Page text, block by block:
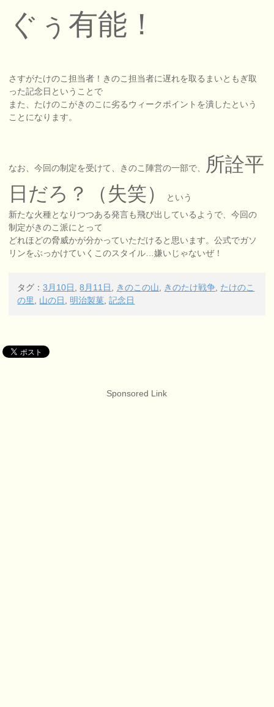
ぐぅ有能！
さすがたけのこ担当者！きのこ担当者に遅れを取るまいともぎ取
った記念日ということで
また、たけのこがきのこに劣るウィークポイントを潰したという
ことになります。
なお、今回の制定を受けて、きのこ陣営の一部で、
所詮平
日だろ？（失笑）
という
新たな火種となりつつある発言も飛び出しているようで、今回の
制定がきのこ派にとって
どれほどの脅威かが分かっていただけると思います。公式でガソ
リンをぶっかけていくこのスタイル…嫌いじゃないぜ！
タグ：3月10日 ,8月11日 きのこの山 きのたけ戦争 たけのこ
の里
山の日 明治製菓 ,記念日
Sponsored Link